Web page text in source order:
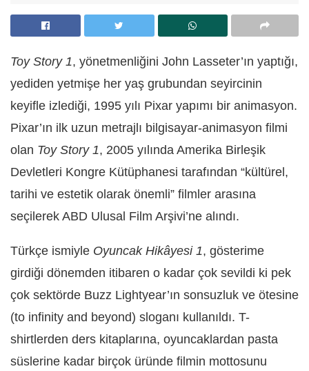
Toy Story 1, yönetmenliğini John Lasseter’ın yaptığı,
yediden yetmişe her yaş grubundan seyircinin
keyifle izlediği, 1995 yılı Pixar yapımı bir animasyon.
Pixar’ın ilk uzun metrajlı bilgisayar-animasyon filmi
olan Toy Story 1, 2005 yılında Amerika Birleşik
Devletleri Kongre Kütüphanesi tarafından “kültürel,
tarihi ve estetik olarak önemli” filmler arasına
seçilerek ABD Ulusal Film Arşivi’ne alındı.
Türkçe ismiyle Oyuncak Hikâyesi 1, gösterime
girdiği dönemden itibaren o kadar çok sevildi ki pek
çok sektörde Buzz Lightyear’ın sonsuzluk ve ötesine
(to infinity and beyond) sloganı kullanıldı. T-
shirtlerden ders kitaplarına, oyuncaklardan pasta
süslerine kadar birçok üründe filmin mottosunu